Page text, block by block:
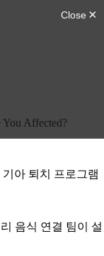
You Affected?
아 퇴치 프로그램
음식 연결 팀이 설